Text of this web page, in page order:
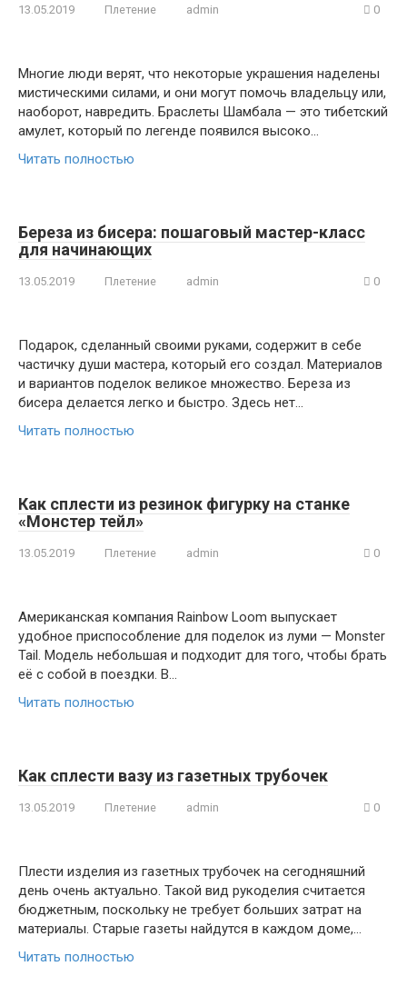
13.05.2019 Плетение admin 0
Многие люди верят, что некоторые украшения наделены
мистическими силами, и они могут помочь владельцу или,
наоборот, навредить. Браслеты Шамбала — это тибетский
амулет, который по легенде появился высоко…
Читать полностью
Береза из бисера: пошаговый мастер-класс
для начинающих
13.05.2019 Плетение admin 0
Подарок, сделанный своими руками, содержит в себе
частичку души мастера, который его создал. Материалов
и вариантов поделок великое множество. Береза из
бисера делается легко и быстро. Здесь нет…
Читать полностью
Как сплести из резинок фигурку на станке
«Монстер тейл»
13.05.2019 Плетение admin 0
Американская компания Rainbow Loom выпускает
удобное приспособление для поделок из луми — Monster
Tail. Модель небольшая и подходит для того, чтобы брать
её с собой в поездки. В…
Читать полностью
Как сплести вазу из газетных трубочек
13.05.2019 Плетение admin 0
Плести изделия из газетных трубочек на сегодняшний
день очень актуально. Такой вид рукоделия считается
бюджетным, поскольку не требует больших затрат на
материалы. Старые газеты найдутся в каждом доме,…
Читать полностью